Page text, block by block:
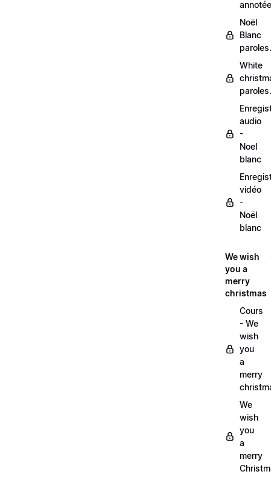
Noël
Blanc
White
audio
-
Noel
blanc
vidéo
-
Noël
blanc
We wish
you a
merry
christmas
Cours
- We
wish
you
a
merry
We
wish
you
a
merry